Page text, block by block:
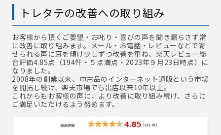
トレタテの改善への取り組み
お客様から頂くご要望・お叱り・喜びの声を聞き漏らさず常
に改善に取り組みます。メール・お電話・レビューなどで寄
せられる声に耳を傾け少しずつ改善を重ね、楽天レビュー総
合評価4.85点（194件・５点満点・2023年９月23日時点）に
なりました。
2008年の創業以来、中古品のインターネット通販という市場
を開拓し続け、楽天市場でも出店以来10年以上。
これからもお客様の声に、より改善に取り組み続け、さらに
ご満足いただけるよう努めます。